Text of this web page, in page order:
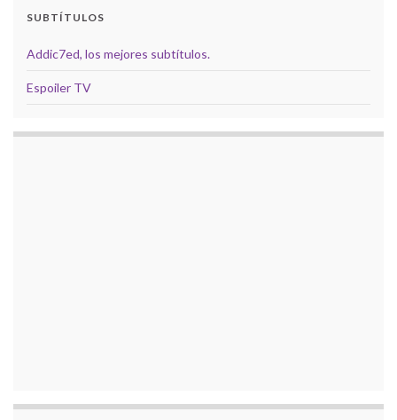
SUBTÍTULOS
Addic7ed, los mejores subtítulos.
Espoiler TV